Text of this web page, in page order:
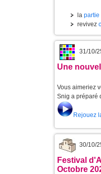
la partie
revivez
31/10/
Une
Vous aimeriez
Snig a préparé
Rejouez
30/10/
Festival
Octobre